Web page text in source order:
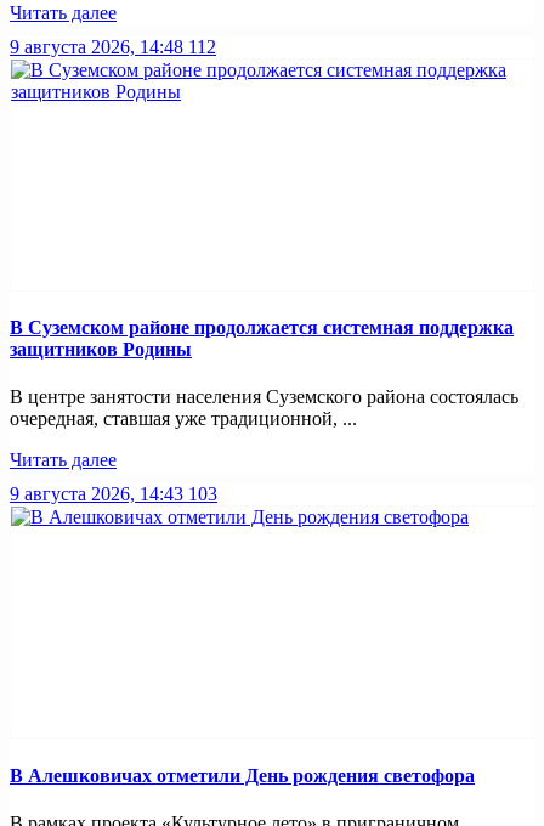
Читать далее
9 августа 2026, 14:48 112
В Суземском районе продолжается системная поддержка
защитников Родины
В центре занятости населения Суземского района состоялась
очередная, ставшая уже традиционной, ...
Читать далее
9 августа 2026, 14:43 103
В Алешковичах отметили День рождения светофора